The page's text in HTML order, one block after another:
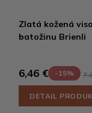
Zlatá kožená
batožinu Brienli
6,46 € -15%
DETAIL